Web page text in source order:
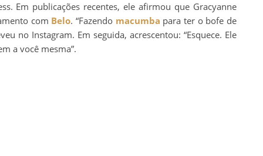
Em publicações recentes, ele afirmou que Gracyanne
com Belo. “Fazendo macumba para ter o bofe de
no Instagram. Em seguida, acrescentou: “Esquece. Ele
a você mesma”.